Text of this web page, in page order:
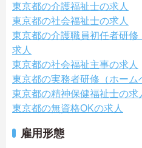
東京都の介護福祉士の求人
東京都の社会福祉士の求人
東京都の介護職員初任者研
求人
東京都の社会福祉主事の求人
東京都の実務者研修（ホーム
東京都の精神保健福祉士の求
東京都の無資格OKの求人
雇用形態